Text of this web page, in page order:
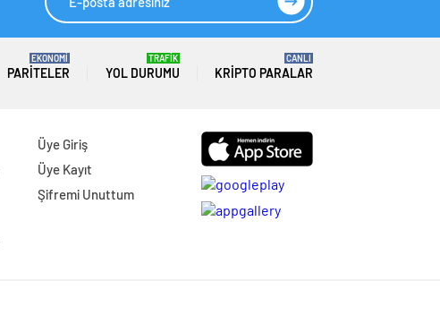
PARITELER
EKONOMİ
YOL DURUMU
TRAFİK
KRIPTO PARALAR
CANLI
Üye Giriş
Üye Kayıt
Şifremi Unuttum